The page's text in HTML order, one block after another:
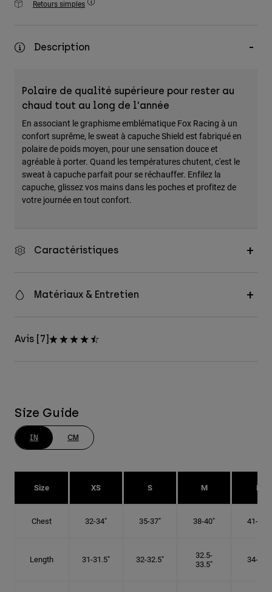
Accessoires
Sacs et sacs à dos
Voir tout
Retours simples
Description
Polaire de qualité supérieure pour rester au
chaud tout au long de l'année
En associant le graphisme emblématique Fox Racing à un
confort suprême, le sweat à capuche Shield est fabriqué en
polaire de poids moyen, pour une sensation douce et
agréable à porter. Quand les températures chutent, c'est le
sweat à capuche parfait pour se réchauffer. Enfilez la
capuche, glissez vos mains dans les poches et profitez de
votre journée en tout confort.
Caractéristiques
Matériaux & Entretien
Avis [7]
Size Guide
IN CM
Size XS S M L
Chest 32-34" 35-37" 38-40" 41-43"
Length 31-31.5" 32-32.5"
32.5-
33.5"
34-35"